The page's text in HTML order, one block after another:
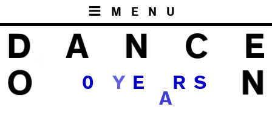
MENU
0 Y E
A
R S